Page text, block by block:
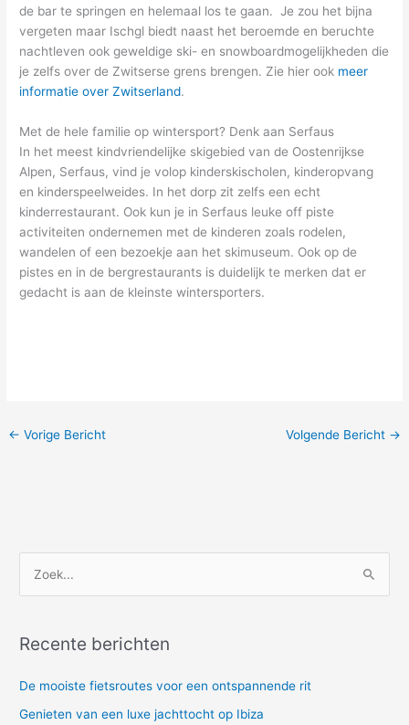
de bar te springen en helemaal los te gaan. Je zou het bijna
vergeten maar Ischgl biedt naast het beroemde en beruchte
nachtleven ook geweldige ski- en snowboardmogelijkheden die
je zelfs over de Zwitserse grens brengen. Zie hier ook meer
informatie over Zwitserland.
Met de hele familie op wintersport? Denk aan Serfaus
In het meest kindvriendelijke skigebied van de Oostenrijkse
Alpen, Serfaus, vind je volop kinderskischolen, kinderopvang
en kinderspeelweides. In het dorp zit zelfs een echt
kinderrestaurant. Ook kun je in Serfaus leuke off piste
activiteiten ondernemen met de kinderen zoals rodelen,
wandelen of een bezoekje aan het skimuseum. Ook op de
pistes en in de bergrestaurants is duidelijk te merken dat er
gedacht is aan de kleinste wintersporters.
← Vorige Bericht Volgende Bericht →
kRecente berichten
De mooiste fietsroutes voor een ontspannende rit
Genieten van een luxe jachttocht op Ibiza